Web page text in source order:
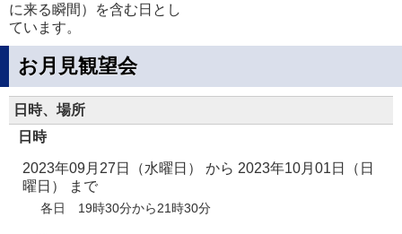
に来る瞬間）を含む日とし
ています。
お月見観望会
日時、場所
日時
2023年09月27日（水曜日） から 2023年10月01日（日
曜日）
まで
各日 19時30分から21時30分